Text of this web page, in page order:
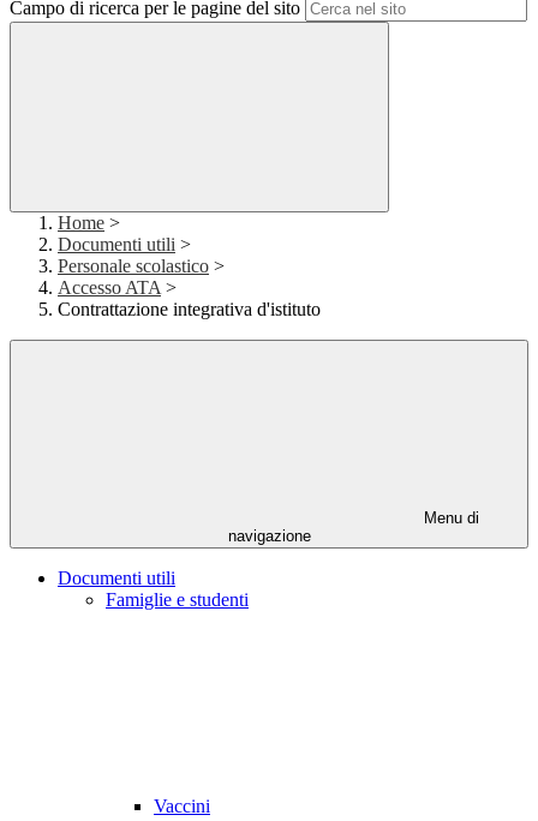
Campo di ricerca per le pagine del sito
Home >
Documenti utili >
Personale scolastico >
Accesso ATA >
Contrattazione integrativa d'istituto
Menu di
navigazione
Documenti utili
Famiglie e studenti
Vaccini